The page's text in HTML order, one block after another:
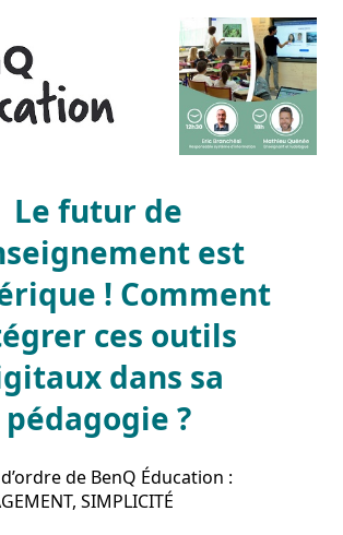
Le futur de
est
! Comment
ces outils
dans sa
pédagogie ?
de BenQ Éducation :
SIMPLICITÉ